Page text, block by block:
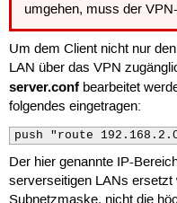
umgehen, muss der
Um dem Client nicht nur
LAN über das VPN
server.confbearbeitet
folgendes eingetragen:
push "route
Der hier genannte IP-
serverseitigen LANs ersetzt